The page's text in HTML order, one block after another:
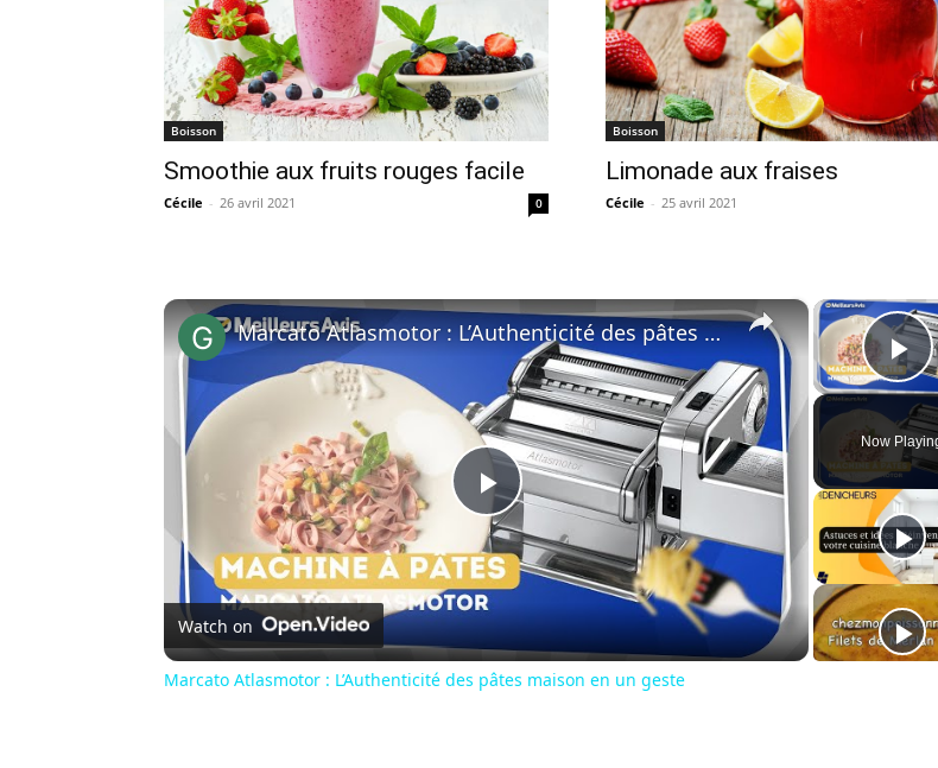
Boisson
Smoothie aux fruits rouges facile
Cécile - 26 avril 2021 0
Boisson
Limonade aux fraises
Cécile - 25 avril 2021
Now
×
Play
Video
Marcato Atlasmotor : L’Authenticité des pâtes maison en un geste
Watch on
Marcato Atlasmotor : L’Authenticité des pâtes maison en un geste